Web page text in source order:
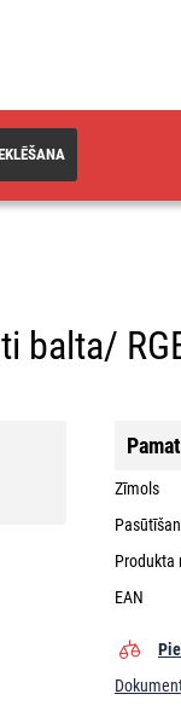
balta/
Zīmols
Produkta
EAN